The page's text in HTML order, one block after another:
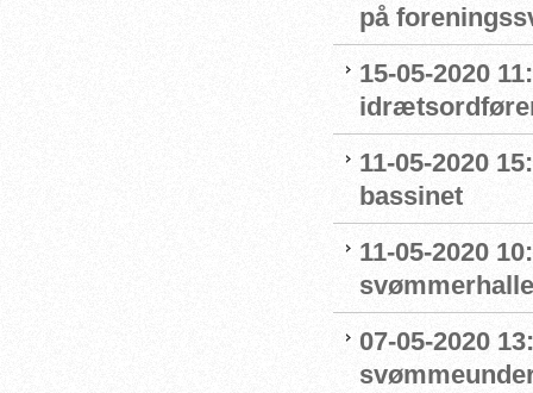
på
15-05-2020
11-05-2020
bassinet
11-05-2020
07-05-2020